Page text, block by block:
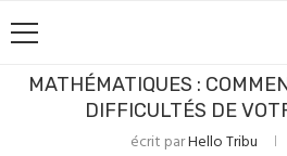
MATHÉMATIQUES :
DIFFICULTÉS DE
écrit parHello Tribu